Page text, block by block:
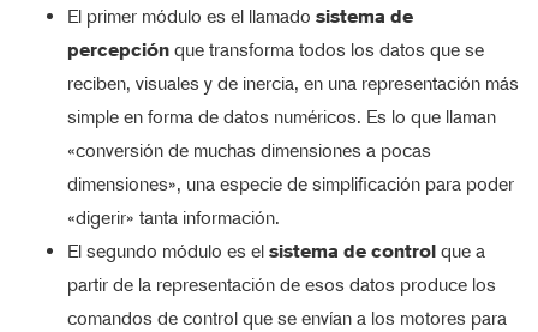
El primer módulo es el llamado sistema de
percepción que transforma todos los datos que se
reciben, visuales y de inercia, en una representación más
simple en forma de datos numéricos. Es lo que llaman
«conversión de muchas dimensiones a pocas
dimensiones», una especie de simplificación para poder
«digerir» tanta información.
El segundo módulo es el sistema de control que a
partir de la representación de esos datos produce los
comandos de control que se envían a los motores para